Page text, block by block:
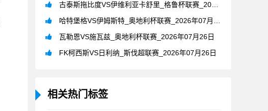
古泰斯拖比度VS伊维利亚卡舒里_格鲁杯联赛_2026年07月
哈特堡格VS伊姆斯特_奥地利杯联赛_2026年07月26日
瓦勒恩VS施瓦兹_奥地利杯联赛_2026年07月26日
FK柯西斯VS日利纳_斯伐超联赛_2026年07月26日
相关热门标签